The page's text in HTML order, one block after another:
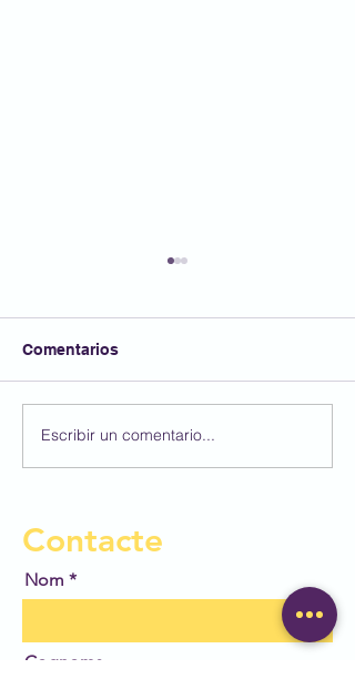
Els lapbook de les
Comentarios
Escribir un comentario...
Contacte
Nom
Cognoms